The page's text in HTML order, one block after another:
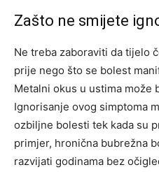
Zašto ne smijete
Ne treba zaboraviti da tijelo
prije nego što se bolest
Metalni okus u ustima može
Ignorisanje ovog simptoma
ozbiljne bolesti tek kada su
primjer, hronična bubrežna
razvijati godinama bez